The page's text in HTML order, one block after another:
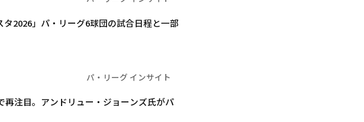
タ2026」パ・リーグ6球団の試合日程と一部
パ・リーグ インサイト
再注目。アンドリュー・ジョーンズ氏がパ